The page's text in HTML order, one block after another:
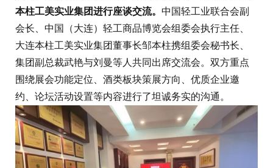
本柱工美实业集团进行座谈交流。 中国轻工业联合会副
会长、中国（大连）轻工商品博览会组委会执行主任、
大连本柱工美实业集团董事长邹本柱携组委会秘书长、
集团副总裁武艳与刘曼等人共同出席交流会。双方重点
围绕展会功能定位、酒类板块策展方向、优质企业邀
约、论坛活动设置等内容进行了坦诚务实的沟通。